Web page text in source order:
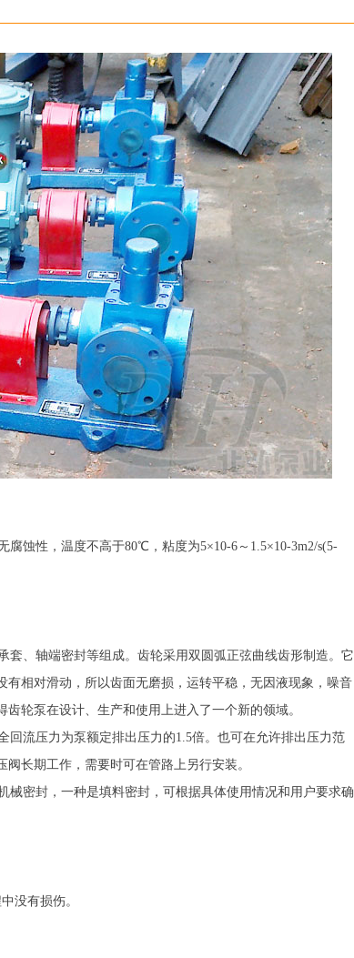
蚀性，温度不高于80℃，粘度为5×10-6～1.5×10-3m2/s(5-
套、轴端密封等组成。齿轮采用双圆弧正弦曲线齿形制造。它
相对滑动，所以齿面无磨损，运转平稳，无因液现象，噪音
轮泵在设计、生产和使用上进入了一个新的领域。
回流压力为泵额定排出压力的1.5倍。也可在允许排出压力范
长期工作，需要时可在管路上另行安装。
械密封，一种是填料密封，可根据具体使用情况和用户要求确
没有损伤。